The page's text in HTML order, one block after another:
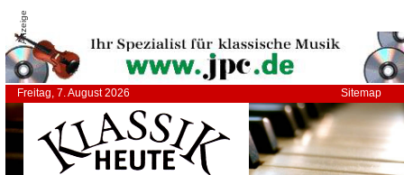
Anzeige
Freitag, 7. August 2026 Sitemap